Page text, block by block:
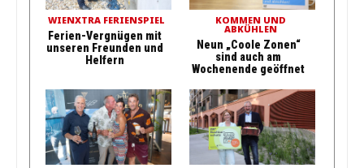
WIENXTRA FERIENSPIEL
Ferien-Vergnügen mit
unseren Freunden und
Helfern
KOMMEN UND
ABKÜHLEN
Neun „Coole Zonen“
sind auch am
Wochenende geöffnet